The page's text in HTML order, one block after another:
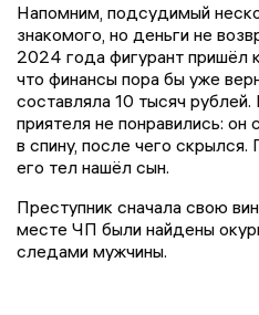
Напомним, подсудимый
знакомого, но деньги не
2024 года фигурант пришёл
что финансы пора бы уже
составляла 10 тысяч
приятеля не понравились:
в спину, после чего
его тел нашёл сын.
Преступник сначала свою
месте ЧП были найдены
следами мужчины.